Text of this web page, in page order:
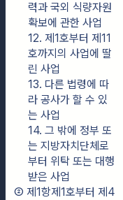
력과 국외 식량자원
확보에 관한 사업
12. 제1호부터 제11
호까지의 사업에 딸
린 사업
13. 다른 법령에 따
라 공사가 할 수 있
는 사업
14. 그 밖에 정부 또
는 지방자치단체로
부터 위탁 또는 대행
받은 사업
② 제1항제1호부터 제4